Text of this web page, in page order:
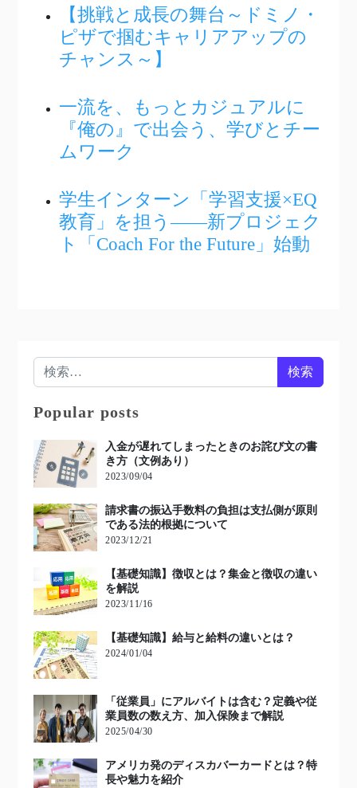
【挑戦と成長の舞台～ドミノ・
ピザで掴むキャリアアップの
チャンス～】
一流を、もっとカジュアルに
『俺の』で出会う、学びとチー
ムワーク
学生インターン「学習支援×EQ
教育」を担う――新プロジェク
ト「Coach For the Future」始動
検索:
Popular posts
入金が遅れてしまったときのお詫び文の書
き方（文例あり）
2023/09/04
請求書の振込手数料の負担は支払側が原則
である法的根拠について
2023/12/21
【基礎知識】徴収とは？集金と徴収の違い
を解説
2023/11/16
【基礎知識】給与と給料の違いとは？
2024/01/04
「従業員」にアルバイトは含む？定義や従
業員数の数え方、加入保険まで解説
2025/04/30
アメリカ発のディスカバーカードとは？特
長や魅力を紹介